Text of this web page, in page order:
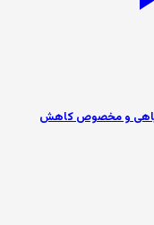
گیاهی و مخصوص کاهش